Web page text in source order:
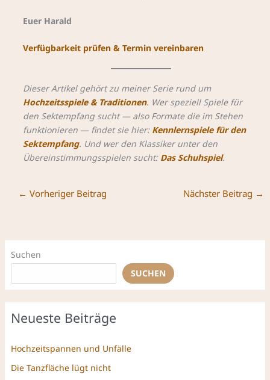
Euer Harald
Verfügbarkeit prüfen & Termin vereinbaren
Dieser Artikel gehört zu meiner Serie rund um
Hochzeitsspiele & Traditionen. Wer speziell Spiele für
den Sektempfang sucht — also Formate die im Stehen
funktionieren — findet sie hier: Kennlernspiele für den
Sektempfang. Und wer den Klassiker unter den
Übereinstimmungsspielen sucht: Das Schuhspiel.
← Vorheriger Beitrag Nächster Beitrag →
Suchen
SUCHEN
Neueste Beiträge
Hochzeitspannen und Unfälle
Die Tanzfläche lügt nicht